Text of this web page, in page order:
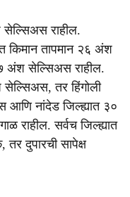
सेल्सिअस राहील.
किमान तापमान २६ अंश
अंश सेल्सिअस राहील.
सेल्सिअस, तर हिंगोली
नांदेड जिल्ह्यात ३०
राहील. सर्वच जिल्ह्यात
दुपारची सापेक्ष